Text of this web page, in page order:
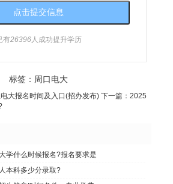
有26396人成功提升学历
标签： 周口电大
大报名时间及入口(招办发布) 下一篇： 2025
学什么时候报名?报名要求是
本科多少分录取?